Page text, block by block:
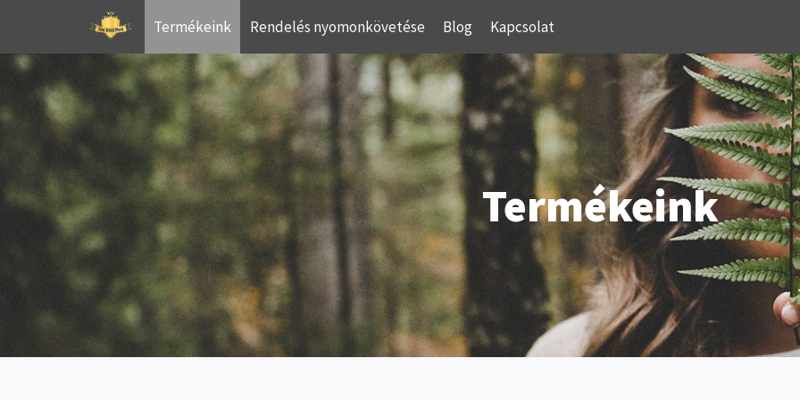
content
Termékeink Rendelés nyomonkövetése Blog Kapcsolat
Termékeink